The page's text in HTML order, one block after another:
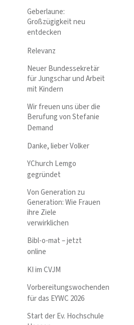
Geberlaune:
Großzügigkeit neu
entdecken
Relevanz
Neuer Bundessekretär
für Jungschar und Arbeit
mit Kindern
Wir freuen uns über die
Berufung von Stefanie
Demand
Danke, lieber Volker
YChurch Lemgo
gegründet
Von Generation zu
Generation: Wie Frauen
ihre Ziele
verwirklichen
Bibl-o-mat – jetzt
online
KI im CVJM
Vorbereitungswochenden
für das EYWC 2026
Start der Ev. Hochschule